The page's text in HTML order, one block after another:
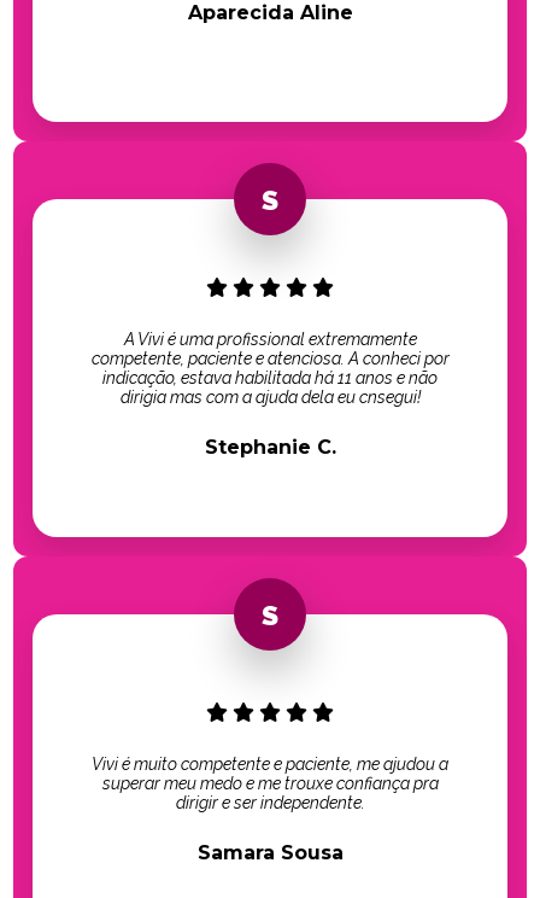
Aparecida Aline
A Vivi é uma profissional extremamente
competente, paciente e atenciosa. A conheci por
indicação, estava habilitada há 11 anos e não
dirigia mas com a ajuda dela eu cnsegui!
Stephanie C.
Vivi é muito competente e paciente, me ajudou a
superar meu medo e me trouxe confiança pra
dirigir e ser independente.
Samara Sousa